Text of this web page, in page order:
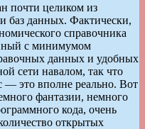
почти целиком из
баз данных. Фактически,
справочника
с минимумом
данных и удобных
сети навалом, так что
— это вполне реально. Вот
фантазии, немного
кода, очень
открытых